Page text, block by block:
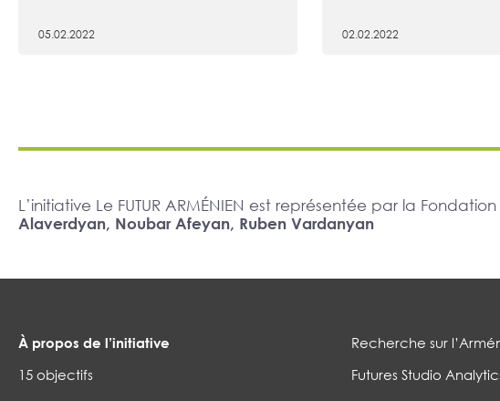
05.02.2022 02.02.2022
L’initiative Le FUTUR ARMÉNIEN est représentée par la
Alaverdyan, Noubar Afeyan, Ruben Vardanyan
À propos de l’initiative
15 objectifs
Recherche sur
Futures Studio